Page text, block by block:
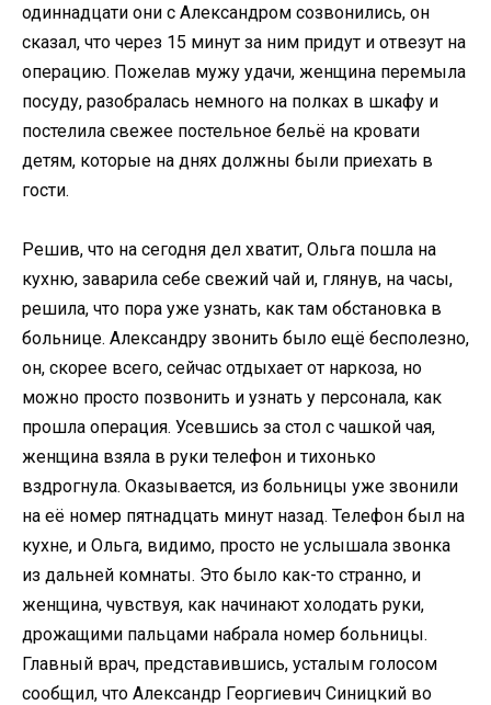
одиннадцати они с Александром созвонились, он
сказал, что через 15 минут за ним придут и отвезут на
операцию. Пожелав мужу удачи, женщина перемыла
посуду, разобралась немного на полках в шкафу и
постелила свежее постельное бельё на кровати
детям, которые на днях должны были приехать в
гости.
Решив, что на сегодня дел хватит, Ольга пошла на
кухню, заварила себе свежий чай и, глянув, на часы,
решила, что пора уже узнать, как там обстановка в
больнице. Александру звонить было ещё бесполезно,
он, скорее всего, сейчас отдыхает от наркоза, но
можно просто позвонить и узнать у персонала, как
прошла операция. Усевшись за стол с чашкой чая,
женщина взяла в руки телефон и тихонько
вздрогнула. Оказывается, из больницы уже звонили
на её номер пятнадцать минут назад. Телефон был на
кухне, и Ольга, видимо, просто не услышала звонка
из дальней комнаты. Это было как-то странно, и
женщина, чувствуя, как начинают холодать руки,
дрожащими пальцами набрала номер больницы.
Главный врач, представившись, усталым голосом
сообщил, что Александр Георгиевич Синицкий во